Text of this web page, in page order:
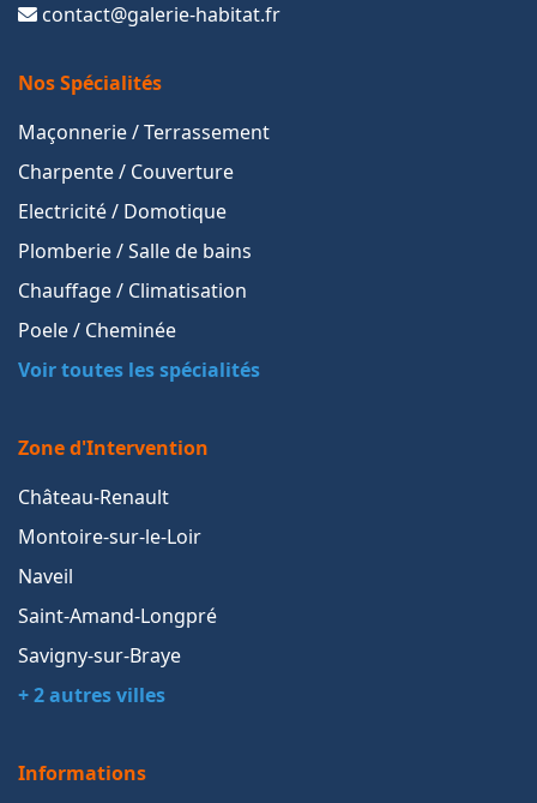
contact@galerie-habitat.fr
Nos Spécialités
Maçonnerie / Terrassement
Charpente / Couverture
Electricité / Domotique
Plomberie / Salle de bains
Chauffage / Climatisation
Poele / Cheminée
Voir toutes les spécialités
Zone d'Intervention
Château-Renault
Montoire-sur-le-Loir
Naveil
Saint-Amand-Longpré
Savigny-sur-Braye
+ 2 autres villes
Informations